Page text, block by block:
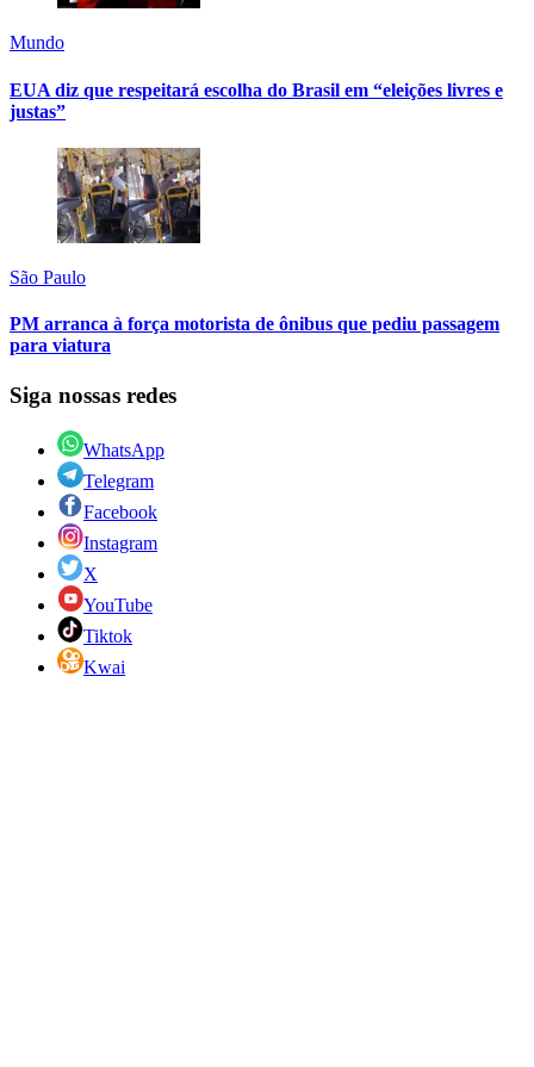
Mundo
EUA diz que respeitará escolha do Brasil em “eleições livres e
justas”
São Paulo
PM arranca à força motorista de ônibus que pediu passagem
para viatura
Siga nossas redes
WhatsApp
Telegram
Facebook
Instagram
X
YouTube
Tiktok
Kwai